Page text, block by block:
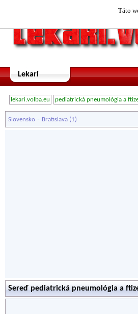
Táto
Lekari
lekari.volba.eu pediatrická pneumológia a
Slovensko - Bratislava (1)
Sereď pediatrická pneumológia a